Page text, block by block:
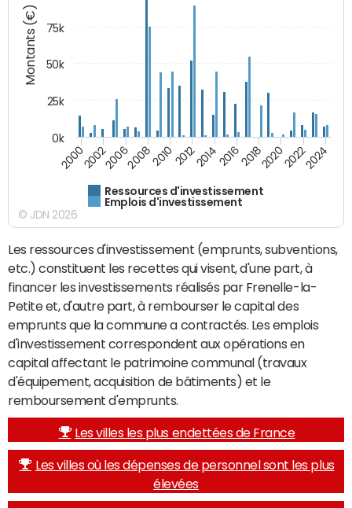
Montants (€)
Ressources d'investissement
Emplois d'investissement
200020022006200820102012201420162018202020222024
0k
25k
50k
75k
© JDN 2026
Les ressources d'investissement (emprunts, subventions,
etc.) constituent les recettes qui visent, d'une part, à
financer les investissements réalisés par Frenelle-la-
Petite et, d'autre part, à rembourser le capital des
emprunts que la commune a contractés. Les emplois
d'investissement correspondent aux opérations en
capital affectant le patrimoine communal (travaux
d'équipement, acquisition de bâtiments) et le
remboursement d'emprunts.
Les villes les plus endettées de France
Les villes où les dépenses de personnel sont les plus
élevées